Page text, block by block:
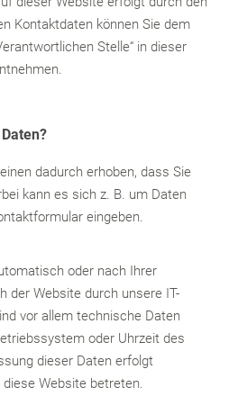
Kontaktdaten können Sie dem
Stelle“ in dieser
dadurch erhoben, dass Sie
kann es sich z. B. um Daten
eingeben.
oder nach Ihrer
der Website durch unsere IT-
vor allem technische Daten
oder Uhrzeit des
dieser Daten erfolgt
Website betreten.